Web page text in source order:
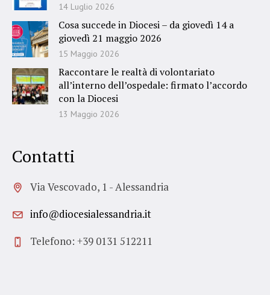
14 Luglio 2026
Cosa succede in Diocesi – da giovedì 14 a
giovedì 21 maggio 2026
15 Maggio 2026
Raccontare le realtà di volontariato
all’interno dell’ospedale: firmato l’accordo
con la Diocesi
13 Maggio 2026
Contatti
Via Vescovado, 1 - Alessandria
info@diocesialessandria.it
Telefono: +39 0131 512211